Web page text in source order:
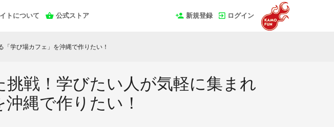
トについて 公式ストア 新規登録 ログイン
学び場カフェ」を沖縄で作りたい！
戦！学びたい人が気軽に集まれ
縄で作りたい！